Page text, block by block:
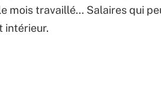
mois travaillé… Salaires qui
intérieur.